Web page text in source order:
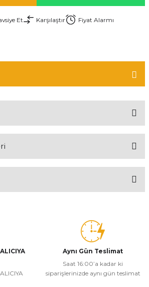
Et Karşılaştır
Fiyat Alarmı
teşekkür ederiz.
bozuk veya görüntülenemiyor.
eksik bilgiler bulunuyor.
bulunuyor.
Aynı Gün Teslimat
Saat 16:00’a kadar ki
siparişlerinizde aynı gün teslimat